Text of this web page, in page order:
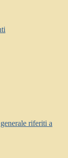
riferiti a